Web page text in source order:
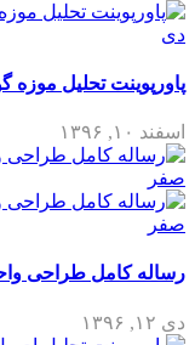
پاورپوینت تحلیل موزه
اسفند ۱۰, ۱۳۹۶
رساله کامل طراحی
دی ۱۲, ۱۳۹۶